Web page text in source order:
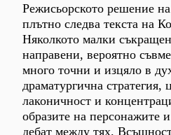
Режисьорското решение
плътно следва текста на
Няколкото малки
направени, вероятно
много точни и изцяло в
драматургична
лаконичност и
образите на персонажите
дебат между тях.